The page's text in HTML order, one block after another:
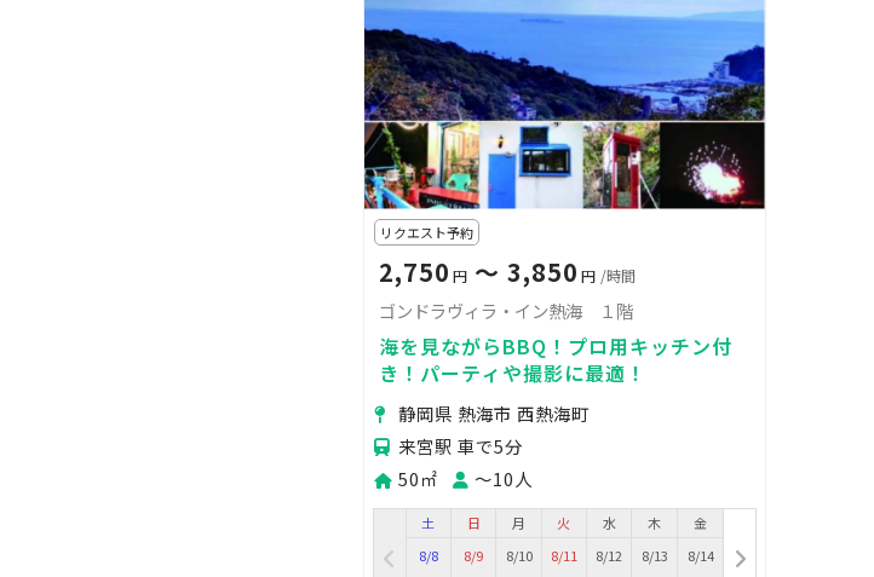
リクエスト予約
2,750 円 〜 3,850 円 /時間
ゴンドラヴィラ・イン熱海 １階
海を見ながらBBQ！プロ用キッチン付
き！パーティや撮影に最適！
静岡県 熱海市 西熱海町
来宮駅 車で5分
50㎡
〜10人
土
8/8
日
8/9
月
8/10
火
8/11
水
8/12
木
8/13
金
8/14